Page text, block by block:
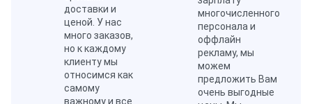
доставки и
ценой. У нас
много заказов,
но к каждому
клиенту мы
относимся как
самому
важному и все
многочисленного
персонала и
оффлайн
рекламу, мы
можем
предложить Вам
очень выгодные